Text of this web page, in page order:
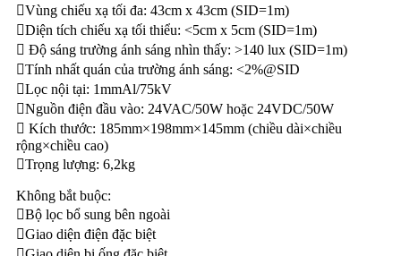
Vùng chiếu xạ tối đa: 43cm x 43cm (SID=1m)
Diện tích chiếu xạ tối thiểu: <5cm x 5cm (SID=1m)
 Độ sáng trường ánh sáng nhìn thấy: >140 lux (SID=1m)
Tính nhất quán của trường ánh sáng: <2%@SID
Lọc nội tại: 1mmAl/75kV
Nguồn điện đầu vào: 24VAC/50W hoặc 24VDC/50W
 Kích thước: 185mm×198mm×145mm (chiều dài×chiều
rộng×chiều cao)
Trọng lượng: 6,2kg
Không bắt buộc:
Bộ lọc bổ sung bên ngoài
Giao diện điện đặc biệt